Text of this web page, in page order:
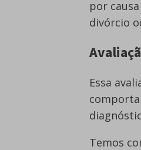
por
divórcio
Essa
Temos